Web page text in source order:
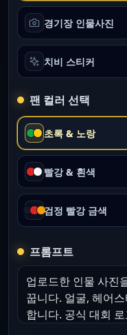
경기장 인물사진
치비 스티커
팬 컬러 선택
초록 & 노랑
빨강 & 흰색
검정 빨강 금색
프롬프트